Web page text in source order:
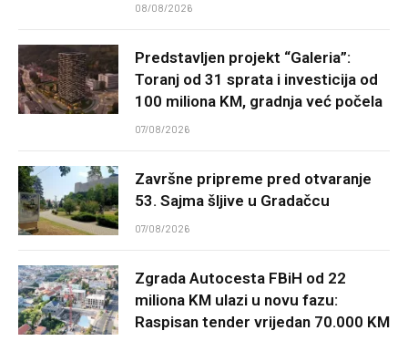
08/08/2026
Predstavljen projekt “Galeria”:
Toranj od 31 sprata i investicija od
100 miliona KM, gradnja već počela
07/08/2026
Završne pripreme pred otvaranje
53. Sajma šljive u Gradačcu
07/08/2026
Zgrada Autocesta FBiH od 22
miliona KM ulazi u novu fazu:
Raspisan tender vrijedan 70.000 KM